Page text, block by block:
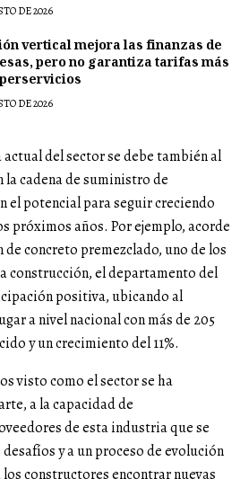
DE 2026
vertical mejora las finanzas de
pero no garantiza tarifas más
DE 2026
del sector se debe también al
cadena de suministro de
el potencial para seguir creciendo
próximos años. Por ejemplo, acorde
de concreto premezclado, uno de los
construcción, el departamento del
positiva, ubicando al
a nivel nacional con más de 205
y un crecimiento del 11%.
visto como el sector se ha
a la capacidad de
de esta industria que se
y a un proceso de evolución
constructores encontrar nuevas